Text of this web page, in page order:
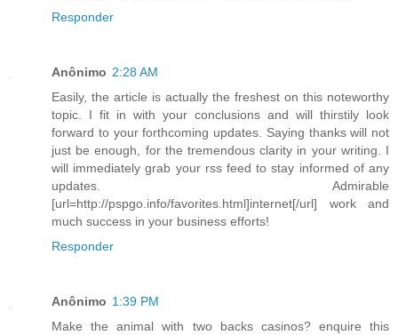
Responder
Anônimo 2:28 AM
Easily, the article is actually the freshest on this noteworthy
topic. I fit in with your conclusions and will thirstily look
forward to your forthcoming updates. Saying thanks will not
just be enough, for the tremendous clarity in your writing. I
will immediately grab your rss feed to stay informed of any
updates. Admirable
[url=http://pspgo.info/favorites.html]internet[/url] work and
much success in your business efforts!
Responder
Anônimo 1:39 PM
Make the animal with two backs casinos? enquire this